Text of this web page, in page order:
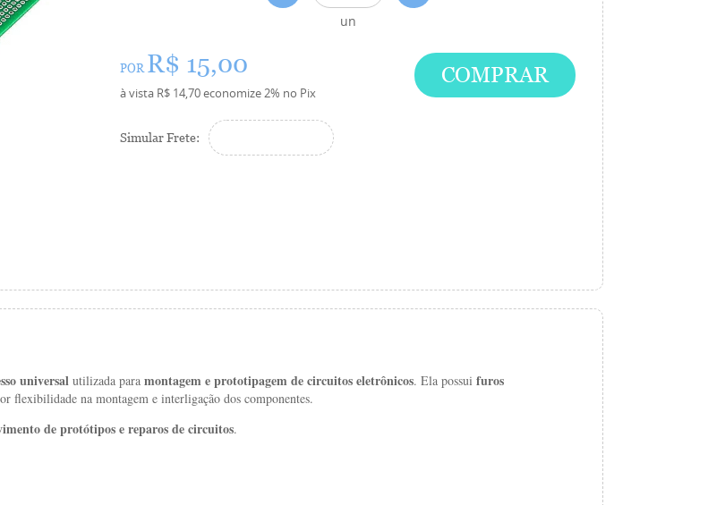
un
POR R$ 15,00
à vista R$ 14,70economize2% no Pix
COMPRAR
Simular Frete:
universal utilizada para montagemeprototipagemdecircuitoseletrônicos. Ela possui furos
flexibilidade na montagem e interligação dos componentes.
deprotótiposereparosdecircuitos.